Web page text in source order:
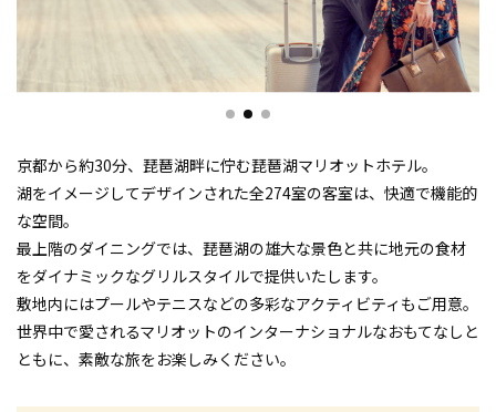
京都から約30分、琵琶湖畔に佇む琵琶湖マリオットホテル。
湖をイメージしてデザインされた全274室の客室は、快適で機能的
な空間。
最上階のダイニングでは、琵琶湖の雄大な景色と共に地元の食材
をダイナミックなグリルスタイルで提供いたします。
敷地内にはプールやテニスなどの多彩なアクティビティもご用意。
世界中で愛されるマリオットのインターナショナルなおもてなしと
ともに、素敵な旅をお楽しみください。